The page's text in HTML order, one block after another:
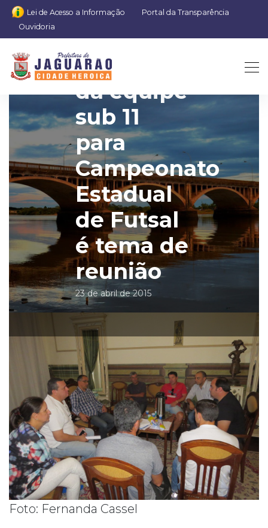
Lei de Acesso a Informação
Portal da Transparência
Ouvidoria
Formatação
da equipe
sub 11
para
Campeonato
Estadual
de Futsal
é tema de
reunião
23 de abril de 2015
Foto: Fernanda Cassel